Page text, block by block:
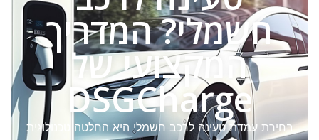
חשמלי? המדריך
המקצועי של
DSGCharge
בחירת עמדת טעינה לרכב חשמלי היא החלטה טכנולוגית